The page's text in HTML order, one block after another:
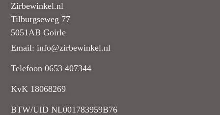
Zirbewinkel.nl
Tilburgseweg 77
5051AB Goirle
Email: info@zirbewinkel.nl
Telefoon 0653 407344
KvK 18068269
BTW/UID NL001783959B76